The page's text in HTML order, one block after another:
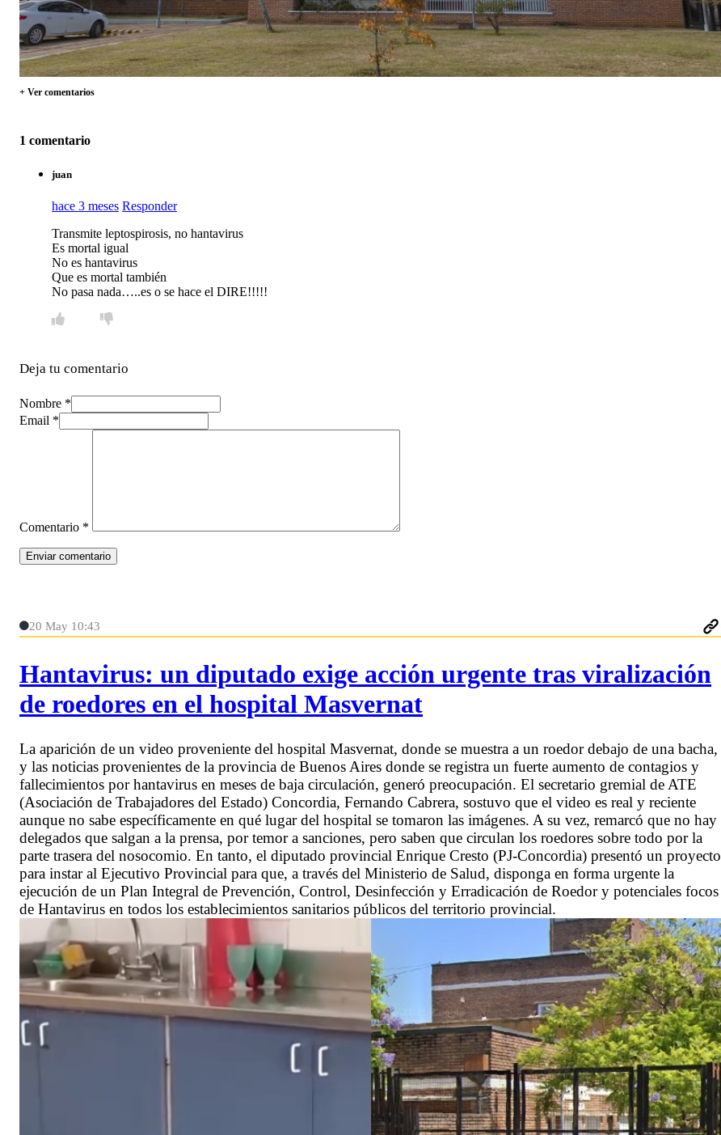
+ Ver comentarios
1 comentario
juan
hace 3 meses Responder
Transmite leptospirosis, no hantavirus
Es mortal igual
No es hantavirus
Que es mortal también
No pasa nada…..es o se hace el DIRE!!!!!
Deja tu comentario
Nombre *
Email *
Comentario *
20 May 10:43
Hantavirus: un diputado exige acción urgente tras viralización
de roedores en el hospital Masvernat
La aparición de un video proveniente del hospital Masvernat, donde se muestra a un roedor debajo de una bacha,
y las noticias provenientes de la provincia de Buenos Aires donde se registra un fuerte aumento de contagios y
fallecimientos por hantavirus en meses de baja circulación, generó preocupación. El secretario gremial de ATE
(Asociación de Trabajadores del Estado) Concordia, Fernando Cabrera, sostuvo que el video es real y reciente
aunque no sabe específicamente en qué lugar del hospital se tomaron las imágenes. A su vez, remarcó que no hay
delegados que salgan a la prensa, por temor a sanciones, pero saben que circulan los roedores sobre todo por la
parte trasera del nosocomio. En tanto, el diputado provincial Enrique Cresto (PJ-Concordia) presentó un proyecto
para instar al Ejecutivo Provincial para que, a través del Ministerio de Salud, disponga en forma urgente la
ejecución de un Plan Integral de Prevención, Control, Desinfección y Erradicación de Roedor y potenciales focos
de Hantavirus en todos los establecimientos sanitarios públicos del territorio provincial.